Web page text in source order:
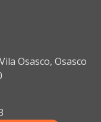
Osasco, Osasco